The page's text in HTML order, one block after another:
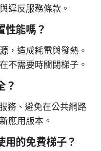
違反服務條款。
性能嗎？
，造成耗電與發熱。
不需要時關閉梯子。
？
務、避免在公共網路
應用版本。
用的免費梯子？